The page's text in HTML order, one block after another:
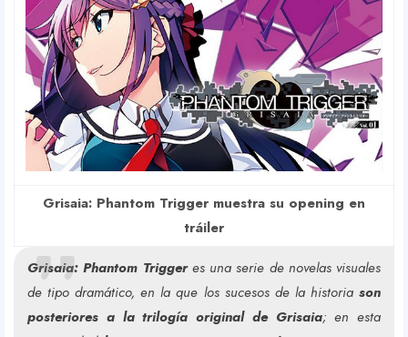
Grisaia: Phantom Trigger muestra su opening en
tráiler
Grisaia: Phantom Triggeres una serie de novelas visuales
de tipo dramático, en la que los sucesos de la historia son
posteriores a la trilogía original de Grisaia; en esta